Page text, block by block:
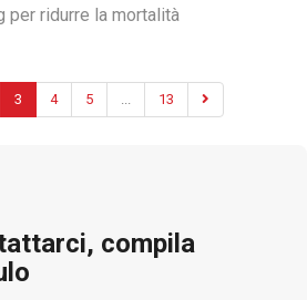
per ridurre la mortalità
3 4 5 13
compila